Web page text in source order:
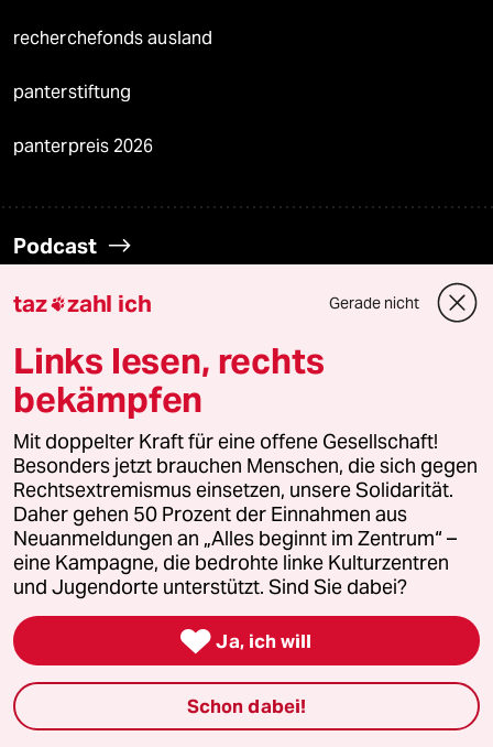
recherchefonds ausland
panterstiftung
panterpreis 2026
Podcast
bundestalk
fernverbindung
klima update°
Mauerecho
Freie Rede
reingehen
Newsletter
taz zahl ich Gerade nicht
Links lesen, rechts
bekämpfen
Mit doppelter Kraft für eine offene Gesellschaft!
Besonders jetzt brauchen Menschen, die sich gegen
Rechtsextremismus einsetzen, unsere Solidarität.
Daher gehen 50 Prozent der Einnahmen aus
Neuanmeldungen an „Alles beginnt im Zentrum“ –
eine Kampagne, die bedrohte linke Kulturzentren
und Jugendorte unterstützt. Sind Sie dabei?
 Ja, ich will
Schon dabei!